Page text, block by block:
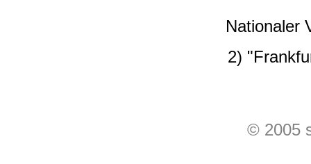
Nationaler
2)
© 2005